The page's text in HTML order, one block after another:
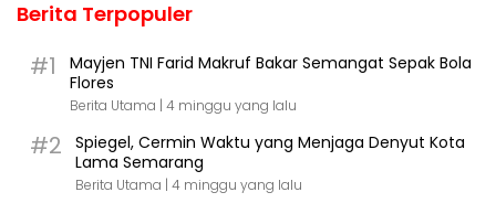
Berita Terpopuler
#1
Mayjen TNI Farid Makruf Bakar Semangat Sepak Bola
Flores
Berita Utama | 4 minggu yang lalu
#2
Spiegel, Cermin Waktu yang Menjaga Denyut Kota
Lama Semarang
Berita Utama | 4 minggu yang lalu